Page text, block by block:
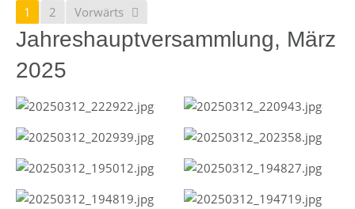
1 2 Vorwärts
Jahreshauptversammlung, März
2025